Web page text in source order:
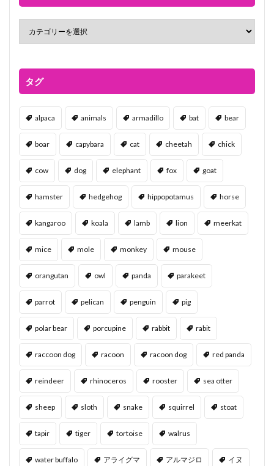
タグ
alpaca animals armadillo bat bear
boar capybara cat cheetah chick
cow dog elephant fox goat
hamster hedgehog hippopotamus horse
kangaroo koala lamb lion meerkat
mice mole monkey mouse
orangutan owl panda parakeet
parrot pelican penguin pig
polar bear porcupine rabbit rabit
raccoon dog racoon racoon dog red panda
reindeer rhinoceros rooster sea otter
sheep sloth snake squirrel stoat
tapir tiger tortoise walrus
water buffalo アライグマ アルマジロ イヌ